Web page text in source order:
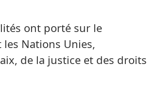
ont porté sur le
Nations Unies,
de la justice et des droits